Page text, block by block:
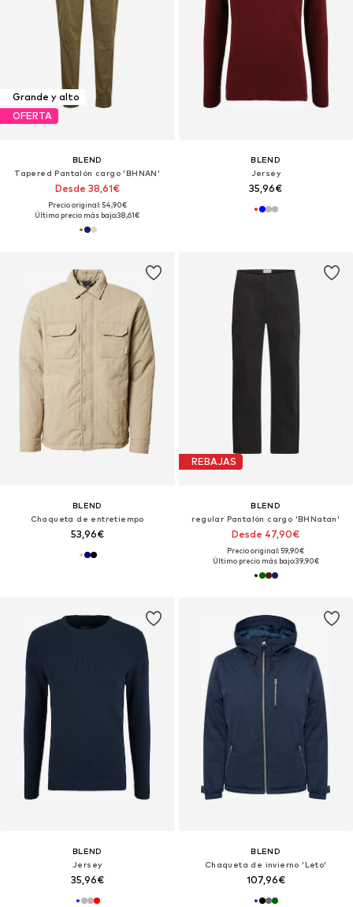
Grande y alto
OFERTA
BLEND
Tapered Pantalón cargo 'BHNAN'
Desde 38,61€
Precio original: 54,90€
Último precio más bajo:38,61€
BLEND
Jersey
35,96€
BLEND
Chaqueta de entretiempo
53,96€
REBAJAS
BLEND
regular Pantalón cargo 'BHNatan'
Desde 47,90€
Precio original: 59,90€
Último precio más bajo:39,90€
BLEND
Jersey
35,96€
BLEND
Chaqueta de invierno 'Leto'
107,96€